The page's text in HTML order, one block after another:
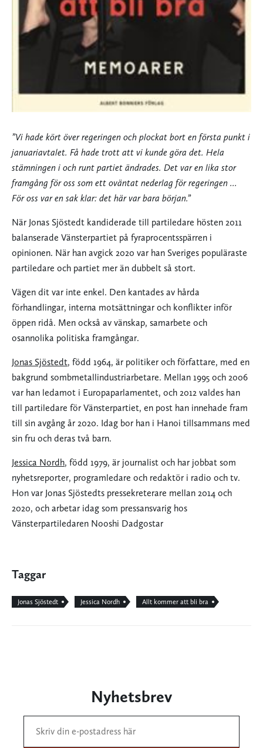
”Vi hade kört över regeringen och plockat bort en första punkt i
januariavtalet. Få hade trott att vi kunde göra det. Hela
stämningen i och runt partiet ändrades. Det var en lika stor
framgång för oss som ett oväntat nederlag för regeringen ...
För oss var en sak klar: det här var bara början.”
När Jonas Sjöstedt kandiderade till partiledare hösten 2011
balanserade Vänsterpartiet på fyraprocentsspärren i
opinionen. När han avgick 2020 var han Sveriges populäraste
partiledare och partiet mer än dubbelt så stort.
Vägen dit var inte enkel. Den kantades av hårda
förhandlingar, interna motsättningar och konflikter inför
öppen ridå. Men också av vänskap, samarbete och
osannolika politiska framgångar.
Jonas Sjöstedt, född 1964, är politiker och författare, med en
bakgrund sombmetallindustriarbetare. Mellan 1995 och 2006
var han ledamot i Europaparlamentet, och 2012 valdes han
till partiledare för Vänsterpartiet, en post han innehade fram
till sin avgång år 2020. Idag bor han i Hanoi tillsammans med
sin fru och deras två barn.
Jessica Nordh, född 1979, är journalist och har jobbat som
nyhetsreporter, programledare och redaktör i radio och tv.
Hon var Jonas Sjöstedts pressekreterare mellan 2014 och
2020, och arbetar idag som pressansvarig hos
Vänsterpartiledaren Nooshi Dadgostar
Taggar
Jonas Sjöstedt Jessica Nordh Allt kommer att bli bra
Nyhetsbrev